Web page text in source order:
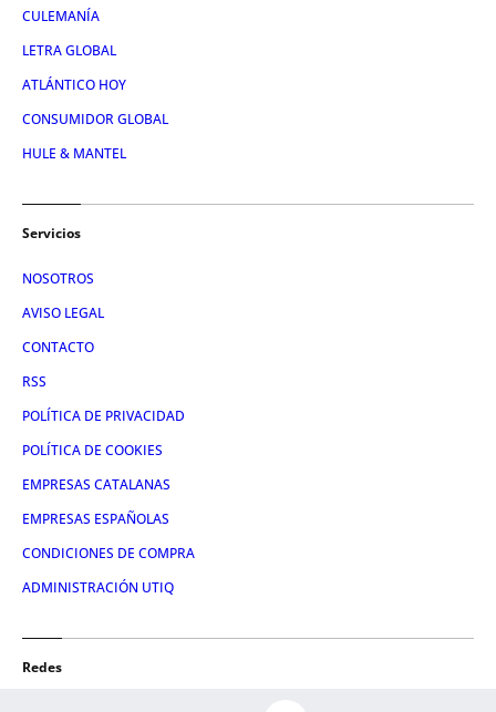
CULEMANÍA
LETRA GLOBAL
ATLÁNTICO HOY
CONSUMIDOR GLOBAL
HULE & MANTEL
Servicios
NOSOTROS
AVISO LEGAL
CONTACTO
RSS
POLÍTICA DE PRIVACIDAD
POLÍTICA DE COOKIES
EMPRESAS CATALANAS
EMPRESAS ESPAÑOLAS
CONDICIONES DE COMPRA
ADMINISTRACIÓN UTIQ
Redes